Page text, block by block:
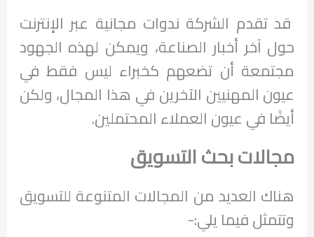
قد تقدم الشركة ندوات مجانية عبر الإنترنت
حول آخر أخبار الصناعة، ويمكن لهذه الجهود
مجتمعة أن تضعهم كخبراء ليس فقط في
عيون المهنيين الآخرين في هذا المجال، ولكن
أيضًا في عيون العملاء المحتملين.
مجالات بحث التسويق
هناك العديد من المجالات المتنوعة للتسويق
وتتمثل فيما يلي:-